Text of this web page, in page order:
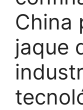
China
jaque